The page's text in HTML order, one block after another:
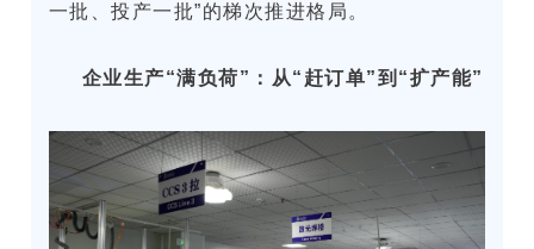
一批、投产一批”的梯次推进格局。
企业生产“满负荷”：从“赶订单”到“扩产能”